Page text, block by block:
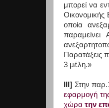
μπορεί να
οποία
Παρατάξεις
3 μέλη.»
ΙΙΙ] Στην
εφαρμογή
χώρα την